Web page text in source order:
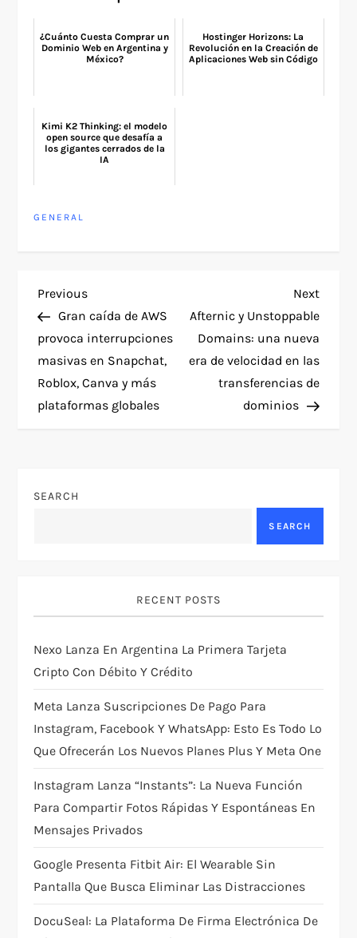
¿Cuánto Cuesta Comprar un
Dominio Web en Argentina y
México?
Hostinger Horizons: La
Revolución en la Creación de
Aplicaciones Web sin Código
Kimi K2 Thinking: el modelo
open source que desafía a
los gigantes cerrados de la
IA
GENERAL
P
o
s
t
a
a
t
i
o
n
Previous
Post
Previous
Gran caída de AWS
provoca interrupciones
masivas en Snapchat,
Roblox, Canva y más
plataformas globales
Next
Post
Next
Afternic y Unstoppable
Domains: una nueva
era de velocidad en las
transferencias de
dominios
SEARCH
SEARCH
RECENT POSTS
Nexo Lanza En Argentina La Primera Tarjeta
Cripto Con Débito Y Crédito
Meta Lanza Suscripciones De Pago Para
Instagram, Facebook Y WhatsApp: Esto Es Todo Lo
Que Ofrecerán Los Nuevos Planes Plus Y Meta One
Instagram Lanza “Instants”: La Nueva Función
Para Compartir Fotos Rápidas Y Espontáneas En
Mensajes Privados
Google Presenta Fitbit Air: El Wearable Sin
Pantalla Que Busca Eliminar Las Distracciones
DocuSeal: La Plataforma De Firma Electrónica De